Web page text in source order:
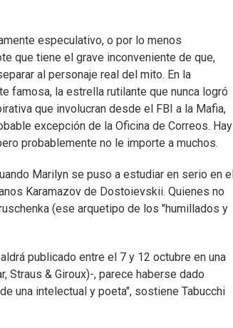
especulativo, o por lo menos
que tiene el grave inconveniente de que,
al personaje real del mito. En la
famosa, la estrella rutilante que nunca logró
que involucran desde el FBI a la Mafia,
excepción de la Oficina de Correos. Hay
probablemente no le importe a muchos.
Marilyn se puso a estudiar en serio en el
Karamazov de Dostoievskii. Quienes no
(ese arquetipo de los "humillados y
publicado entre el 7 y 12 octubre en una
Straus & Giroux)-, parece haberse dado
una intelectual y poeta", sostiene Tabucchi